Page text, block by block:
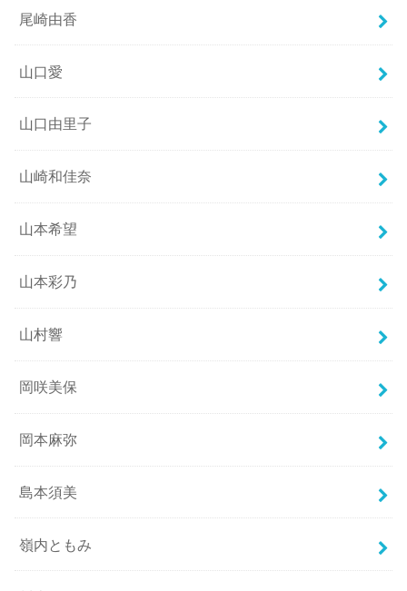
尾崎由香
山口愛
山口由里子
山崎和佳奈
山本希望
山本彩乃
山村響
岡咲美保
岡本麻弥
島本須美
嶺内ともみ